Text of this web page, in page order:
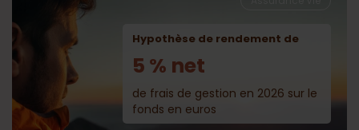
Hypothèse de rendement de
5 % net
de frais de gestion en 2026 sur le
fonds en euros